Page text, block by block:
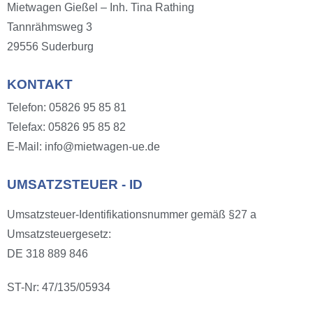
Mietwagen Gießel – Inh. Tina Rathing
Tannrähmsweg 3
29556 Suderburg
KONTAKT
Telefon: 05826 95 85 81
Telefax: 05826 95 85 82
E-Mail: info@mietwagen-ue.de
UMSATZSTEUER - ID
Umsatzsteuer-Identifikationsnummer gemäß §27 a
Umsatzsteuergesetz:
DE 318 889 846
ST-Nr: 47/135/05934